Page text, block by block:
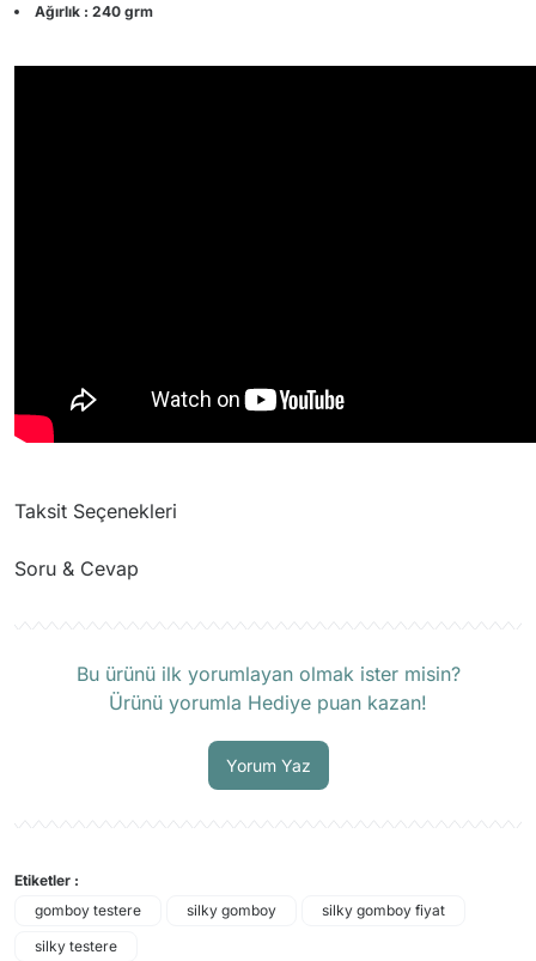
Ağırlık : 240 grm
Taksit Seçenekleri
Soru & Cevap
Bu ürünü ilk yorumlayan olmak ister misin?
Ürünü yorumla Hediye puan kazan!
Yorum Yaz
Etiketler :
gomboy testere
silky gomboy
silky gomboy fiyat
silky testere